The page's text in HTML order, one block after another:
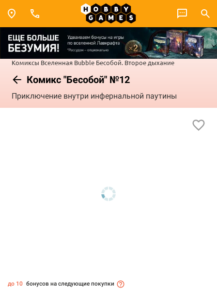
Комиксы Вселенная Bubble Бесобой. Второе дыхание
Комикс "Бесобой" №12
Приключение внутри инфернальной паутины
до 10 бонусов на следующие покупки